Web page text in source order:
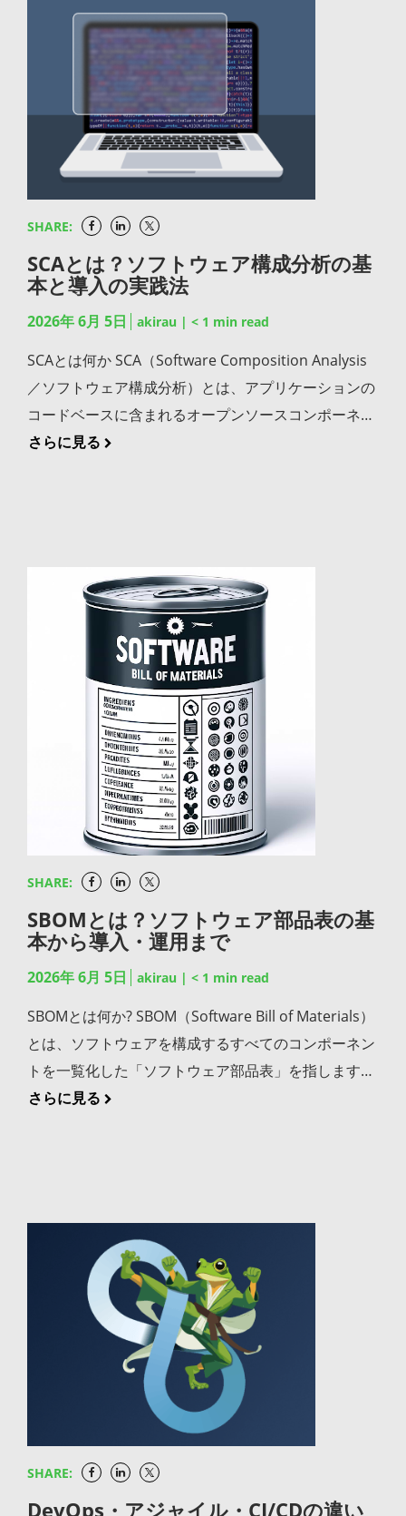
Curation：パッケージがIDEや開発環境に取り込まれ
る前の段階で不審なパッケージをブロックし、開発基
盤の入口からセキュリティを担保します。 これらが
JFrog Platform上で統合されることで、IDEでのコー
ディングからリリースまでの一貫したワークフロー
を、品質とセキュリティを維持しながら運用できる環
境が整います。 まとめ IDE（統合開発環境）は、コー
のアプリケーションに統合し、開発者の生産性を大き
く高めるソフトウェアです。エディタ・ビルド・デバ
ッグの3機能を中心に、言語特化型/汎用型、ローカル
型/クラウド型といった種類があり、組織の状況に応
成果物や依存パッケージの一元管理」「脆弱性やライ
センスリスクの検知」「IDEからリリースまでの一貫
したワークフロー」といった領域はカバーしきれませ
ん。IDEを「開発の入口」と位置づけ、その先にある
リバリーでは最終的な本番デプロイに人間の承認が介
在します。この承認フローをどの段階に設けるか、誰
が承認権限を持つかを明確に設計することが、運用の
安定性に直結します。承認の存在は「足かせ」ではな
く、自動化への信頼を段階的に積み上げていく「踏み
板」と捉えるのが適切です。 継続的デリバリーの基盤
を支えるJFrog Platform 継続的デリバリーのパイプラ
インに必要な成果物管理とセキュリティを統合的に提
供するソリューションとして、JFrogでは一連の機能
をご提供しています。 JFrog Artifactory：あらゆるパ
ッケージ形式に対応したユニバーサルリポジトリとし
て、パイプライン上で生成されるビルド成果物、コン
ョンの追跡と再現性を確保します。 JFrog Xray：
Artifactoryに保管された成果物の依存パッケージに含
まれる脆弱性やライセンスリスクを自動スキャンし、
ポリシー違反のあるリリース候補をブロックすること
します。 これらがJFrog Platform上で統合されること
で、成果物の管理からセキュリティスキャン、リリー
ス管理までを一貫して運用できる環境が整います。 ま
とめ 継続的デリバリーは、いつでも本番環境にデプロ
イできる状態を自動で維持する仕組みであり、CI/CD
の「CD」に該当する開発手法です。最終的な本番反
映に人間の承認が介在する点が、本番反映まで完全自
動化される継続的デプロイメントとの決定的な違いで
す。パイプラインはビルドとユニットテスト、ステー
ジング環境での結合テストと品質検証、リリース可能
な成果物の作成と保管という流れで構成されます。安
全かつ効率的な運用には、成果物の一元管理によるバ
ージョン再現性の確保、パイプラインのゲートとして
のセキュリティスキャン統合、承認フローと自動化範
ん。JFrog Platformは、これらを統合的に支える基盤
として、有力な選択肢となります。自社のCI/CD運用
を見直すきっかけとしていただければ幸いです。
ムやユーザーに付与する権限を必要最低限にとどめる
「最小権限の原則」も重要です。データベースへの接
続権限、ファイルシステムへのアクセス権限、APIの
呼び出し権限など、あらゆるレベルで権限を制限すれ
ば、仮に一部が侵害されても被害を最小限に抑えられ
ます。アプリケーションが本番DBにadmin権限で接
です。読み取り専用権限で済む処理は読み取り専用
構造の外部への露出を防止する エラーが発生した際
に、スタックトレースやデータベースの構造など内部
情報を含むエラーメッセージをそのまま外部に返して
しまうと、攻撃者に有用な情報を与えることになりま
す。エラー処理では安全なデフォルト動作を定義し、
ユーザーには最小限の情報のみを返す設計が必要で
す。開発時のデバッグログと本番運用時のエラー応答
仕組みとして組み込む方法を3つご紹介します。 コー
ディング規約を策定しコードレビューで遵守を確認す
る 自社の開発環境に合わせたセキュアコーディング規
約を策定し、プルリクエスト時のコードレビューで遵
守状況を確認するプロセスを整えましょう。OWASP
やCERTのガイドラインをベースにしながら、使用す
るプログラミング言語やフレームワークに応じた具体
的なルールに落とし込むことが重要です。「規約はあ
るが誰も読まない」状態を防ぐには、新メンバーのオ
ンボーディング時に必ず参照させる、定期的に見直す
といった運用面の工夫も欠かせません。 静的解析ツー
ルでコードの脆弱性検出を自動化する SAST（静的ア
ラインに組み込み、コードがコミットされるたびに自
動で脆弱性を検出する仕組みを整えましょう。人手の
レビューだけでは見落としが生じます。ツールによる
自動チェックと人のレビューを組み合わせれば、検出
の網羅性を大幅に高められます。「機械的に検出でき
るものは機械に任せ、人は設計意図や業務ロジックの
妥当性に集中する」という役割分担の発想です。 依存
ェア構成分析）をパイプラインに組み込み、ポリシー
違反のあるビルドを自動でブロックすれば、セキュア
コーディングの範囲をサプライチェーン全体に広げら
れます。「セキュアコーディング＝自社コードの規約
遵守」という従来の枠組みから一歩踏み出し、コード
とパッケージを一体で守る発想への転換が求められま
す。 コードとサプライチェーンの両面を守るJFrog
Platform セキュアコーディングの対象を自社コード
からサプライチェーンまで広げて統合的に管理するた
めのソリューションとして、JFrogでは一連の機能を
ご提供しています。 JFrog Xray：Artifactoryに登録さ
ケーションセキュリティテスト）を自動で実行し、
SQLインジェクションやクロスサイトスクリプティン
グなどの脆弱性を実装段階で検知する仕組みを整えま
しょう。IDEやプルリクエストの段階でフィードバッ
クが返る環境を構築すれば、開発者の手元で即座に修
正できる体制が作れます。リリース直前の検査で大量
きる方が、開発者の心理的負担も大幅に軽減されま
す。 ビルド段階で依存パッケージの脆弱性とライセン
スをスキャンする 自社コードの検査だけではシフトレ
フトは完結しません。ビルドのたびにSCA（ソフトウ
ェア構成分析）を自動実行し、オープンソースパッケ
ージに含まれる既知の脆弱性やライセンスリスクを検
知しましょう。さらに、不審なパッケージが開発環境
に取り込まれる前にブロックする仕組みを加えれば、
サプライチェーン全体のリスクを上流で断てます。
続けるには、ビルドのたびにSBOM（ソフトウェア部
品表）を自動生成し、ビルド成果物と紐づけて管理す
る仕組みが不可欠です。これにより、脆弱性が後から
公表された場合にも影響を受ける成果物を即座に特定
でき、シフトレフトの効果をリリース後まで持続させ
られます。シフトレフトは「ビルド時点で終わり」で
はなく、後工程でも参照できる情報を残してこそ、真
価を発揮します。 シフトレフトを組織に定着させるた
めの取り組み ツールを導入するだけではシフトレフト
は定着しません。チーム全体の意識と仕組みの両面か
計段階からの参加を標準化する シフトレフトの出発点
は、セキュリティチームが開発の最終段階でチェック
する従来の体制を変えることにあります。設計レビュ
ーやスプリント計画にセキュリティ担当者が参加し、
課題を共有する体制を整えましょう。最終関門として
ではなく伴走者として、セキュリティチームが設計初
期から関わることで、後工程での手戻りも大幅に減ら
せます。 セキュリティチェックをCI/CDパイプライン
シーをCI/CDパイプラインに組み込み、ルールとして
強制すれば、開発スピードを落とさずにセキュリティ
品質を維持できます。「忙しいから今回はスキップ」
という運用を仕組みとして許さない設計にすること
が、シフトレフトの継続性を支えます。 開発者自身の
セキュリティスキルを継続的に育成する ツールの自動
化だけでは限界があります。セキュアコーディング研
修や過去の脆弱性事例の共有など、開発者自身がセキ
ュリティを意識して設計・実装できるスキルを継続的
に育成する取り組みが、シフトレフトの土台になりま
起点に発展したのに対し、SPDXはライセンスコンプ
ライアンスを出発点として発展した経緯があり、ライ
センス情報の表現力が特に充実している点が大きな特
徴です。現在では脆弱性管理やセキュリティ情報の記
録にも対応が進み、最新のSPDX 3.0ではAIモデルやビ
ルド情報を扱うプロファイルも追加されています。
SPDX Liteとの違い SPDXを調べていると目にする
「SPDX Lite」は、SPDX Full仕様のサブセットにあた
る軽量版です。必須項目を絞り込むことで、記述工数
を削減し、より手軽にSBOMを作成・共有できるよう
設計されています。記録対象がライセンス情報と著作
権表示に絞られているため、詳細なメタデータは含ま
バージョン・サプライヤなど、より詳細な情報を網羅
できます。SPDX Liteは、特に小規模なプロジェクト
や、迅速な情報共有を優先したいケースで有用な選択
肢となります。 SPDXに記録される主な情報 パッケー
ジョンのどのコンポーネントが使われているかを一意
に特定でき、脆弱性が公表された際にも影響範囲を素
早く割り出せます。「自社製品にこのライブラリのこ
のバージョンが含まれているか」という問いに即答で
きるかどうかが、インシデント対応のスピードを左右
します。 ライセンスの種類や著作権に関する情報
SPDXでは「SPDXライセンスリスト」と呼ばれる標準
化された識別子の体系を採用しており、たとえば
「MIT」「Apache-2.0」のような短い識別子でライセ
ンスを正確に表現できます。さらに、開発者が明示し
た「宣言ライセンス」と、解析結果から判断した「結
論ライセンス」を区別して記録できる点も実務上の強
みです。「Apache-2.0 AND MIT」のようにAND/OR
演算子を使えば、デュアルライセンスの状態も曖昧さ
なく表現できます。 コンポーネント間の依存関係やセ
依存関係を「DEPENDS_ON」などのリレーションシ
ップで記録でき、直接の依存だけでなく推移的（間接
的）な依存関係も含めて構成の全体像を把握できま
す。さらにSPDX 2.3以降では、外部参照としてCPEや
景 SPDXは20年近くの歴史を持つ規格ですが、ここ数
年で注目度が一気に高まっています。 SBOM義務化の
国際的な流れとSPDXの採用拡大 米国大統領令14028
号でSBOMが連邦調達要件となった際、SPDXは推奨
フォーマットの一つとして明示されました。日本でも
経済産業省の「ソフトウェア管理に向けたSBOMの導
入に関する手引」でSPDXが取り上げられています。
規制対応の観点から「どのフォーマットを選ぶべき
す。 ライセンスコンプライアンス管理の重要性の増大
オープンソース利用の拡大に伴い、ライセンス違反に
SHARE:
SCAとは？ソフトウェア構成分析の基
本と導入の実践法
2026年 6月 5日 akirau | < 1 min read
SCAとは何か SCA（Software Composition Analysis
／ソフトウェア構成分析）とは、アプリケーションの
コードベースに含まれるオープンソースコンポーネン
トやサードパーティライブラリを自動でスキャンし、
弱性を検査するのに対し、SCAはオープンソース由来
のリスクに特化している点が最大の特徴です。両者は
守備範囲が異なり、補完しあう関係にあります。ま
た、SCAのスキャン結果からSBOM（ソフトウェア部
品表）を自動生成できる点も重要です。 SCAでスキャ
ン → SBOMで構成情報を可視化 → 脆弱性管理に活
用、という一連のサイクルを担う中核プロセスとして
捉えていただくとよいでしょう。 SCAが企業に求めら
れている背景 SCAが「あれば便利な機能」から「企業
として組み込むべき要件」へと位置づけが変わってき
たのは、ここ数年の動きです。 オープンソース利用の
急拡大とサプライチェーンリスクの増大 現代のアプリ
ケーションの大半はオープンソースコンポーネントに
支えられており、一つのプロジェクトで100を超える
依存パッケージを抱えることも珍しくありません。オ
ープンソース利用の拡大は開発スピードの向上に大き
く寄与しますが、その分、既知の脆弱性やサプライチ
ェーン攻撃の影響を受けるリスクも比例して高まりま
す。自社が直接書いていないコードが、結果として自
社製品の安全性を左右する。この構造を踏まえて対策
れや確認の遅れがセキュリティインシデント対応の遅
延に直結します。スキャンと管理を自動化する仕組み
を整えなければ、組織として責任を果たせない時代に
入っています。 DevSecOpsの実現に向けたシフトレ
フトの必要性 開発速度を維持しながらセキュリティを
確保するDevSecOpsの考え方が広がるなかで、リリ
ース直前ではなく開発の早い段階からセキュリティチ
ェックを行うシフトレフトの重要性も高まっていま
す。SCAはこのシフトレフトを実現する中核的な手段
です。コードレビューや単体テストと同列の位置づけ
さらに見る
SHARE:
SBOMとは？ソフトウェア部品表の基
本から導入・運用まで
2026年 6月 5日 akirau | < 1 min read
SBOMとは何か? SBOM（Software Bill of Materials）
とは、ソフトウェアを構成するすべてのコンポーネン
トを一覧化した「ソフトウェア部品表」を指します。
食品の成分表示にたとえるとイメージしやすいかもし
強調しておきたいのは、SBOMは作成すること自体が
目的ではないという点です。可視化したコンポーネン
ト情報を脆弱性管理やライセンス管理に活用してこ
そ、本来の価値が発揮されます。「作って終わり」で
は宝の持ち腐れになる点を意識しておきましょう。
SBOMが企業に求められている背景 SBOMという言葉
自体は数年前から語られてきましたが、企業として本
気で取り組むべき要件として浮上したのは比較的最近
のことです。 サプライチェーン攻撃の増加と被害の広
域化 オープンソースパッケージを経由した脆弱性の拡
さらに見る
SHARE:
DevOps・アジャイル・CI/CDの違い